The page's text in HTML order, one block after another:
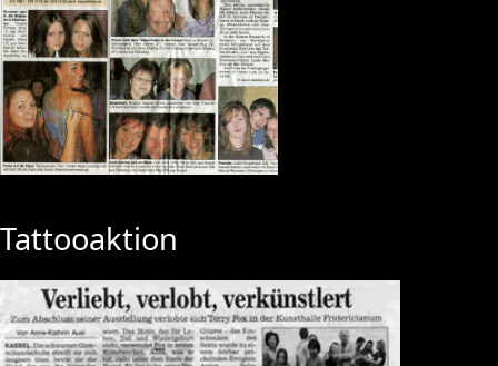
Tattooaktion